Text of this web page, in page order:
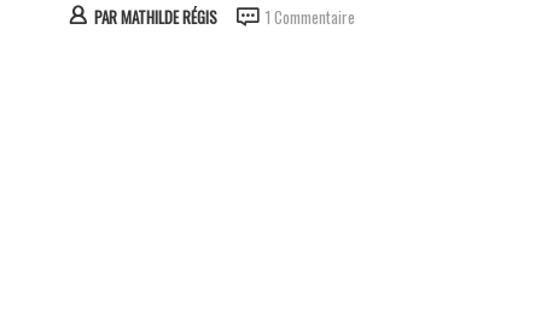
PARMATHILDE RÉGIS 1 Commentaire